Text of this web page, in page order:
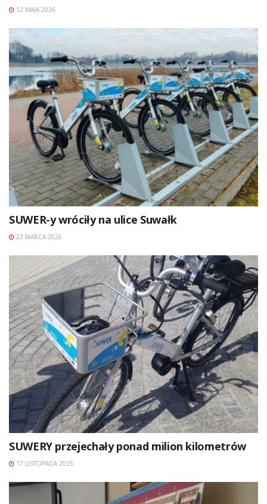
12 MAJA 2026
SUWER-y wróciły na ulice Suwałk
23 MARCA 2026
SUWERY przejechały ponad milion kilometrów
17 LISTOPADA 2025